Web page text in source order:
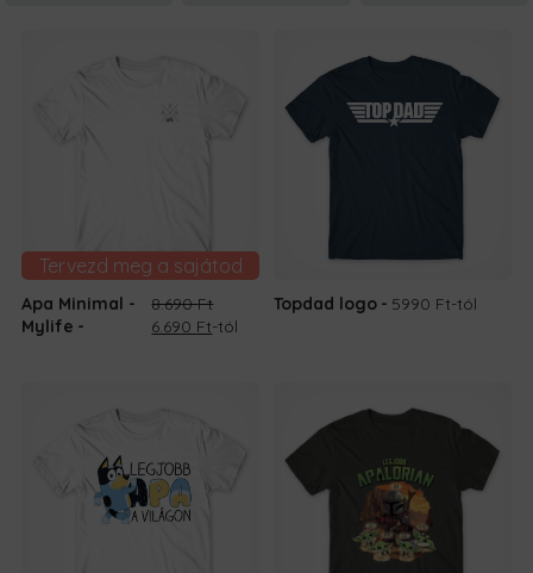
Tervezd meg a sajátod
Apa Minimal -
Mylife
8.690Ft
Original
6.690 FtCurrent
-tól
Topdad logo 5990 Ft-tól